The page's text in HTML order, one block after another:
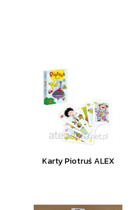
Karty Piotruś ALEX